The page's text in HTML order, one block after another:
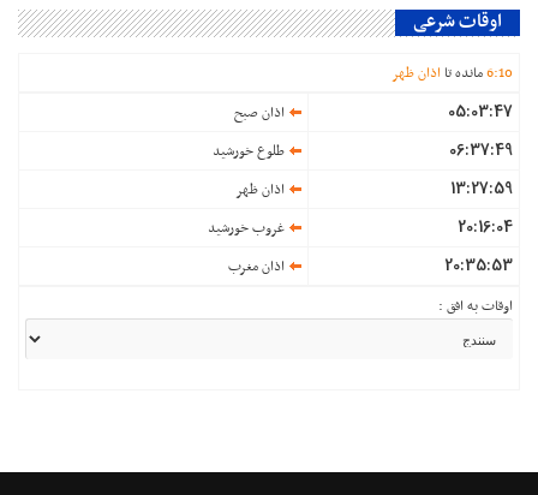
اوقات شرعی
6:10 مانده تا اذان ظهر
05:03:47 اذان صبح
06:37:49 طلوع خورشید
13:27:59 اذان ظهر
20:16:04 غروب خورشید
20:35:53
اذان مغرب
اوقات به افق :